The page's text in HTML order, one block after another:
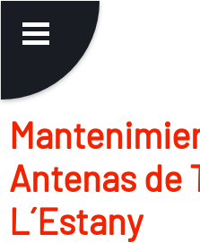
Antenas de
L´Estany